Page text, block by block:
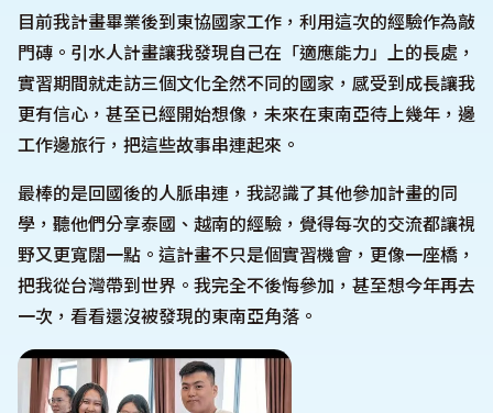
目前我計畫畢業後到東協國家工作，利用這次的經驗作為敲
門磚。引水人計畫讓我發現自己在「適應能力」上的長處，
實習期間就走訪三個文化全然不同的國家，感受到成長讓我
更有信心，甚至已經開始想像，未來在東南亞待上幾年，邊
工作邊旅行，把這些故事串連起來。
最棒的是回國後的人脈串連，我認識了其他參加計畫的同
學，聽他們分享泰國、越南的經驗，覺得每次的交流都讓視
野又更寬闊一點。這計畫不只是個實習機會，更像一座橋，
把我從台灣帶到世界。我完全不後悔參加，甚至想今年再去
一次，看看還沒被發現的東南亞角落。